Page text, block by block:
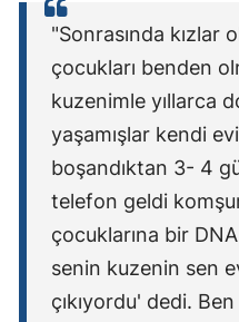
"Sonrasında kızlar
çocukları benden
kuzenimle yıllarca
yaşamışlar kendi
boşandıktan 3- 4
telefon geldi
çocuklarına bir
senin kuzenin sen
çıkıyordu' dedi.